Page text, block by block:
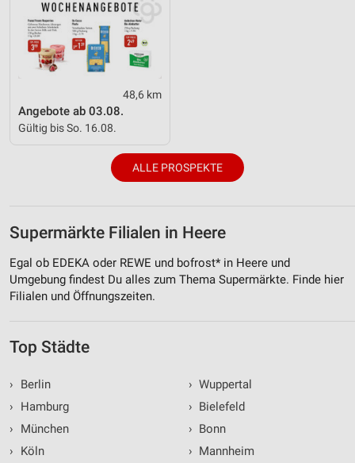
48,6 km
Angebote ab 03.08.
Gültig bis So. 16.08.
ALLE PROSPEKTE
Supermärkte Filialen in Heere
Egal ob EDEKA oder REWE und bofrost* in Heere und
Umgebung findest Du alles zum Thema Supermärkte. Finde hier
Filialen und Öffnungszeiten.
Top Städte
›
Berlin
›
Hamburg
›
München
›
Köln
› Wuppertal
› Bielefeld
› Bonn
› Mannheim